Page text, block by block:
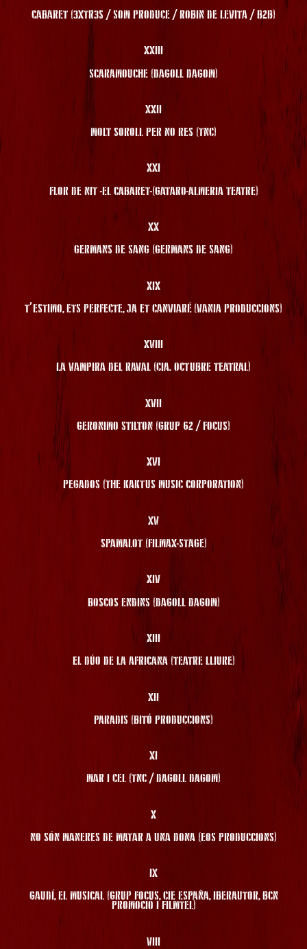
CABARET (3XTR3S / SOM PRODUCE / ROBIN DE LEVITA / B2B)
XXIII
SCARAMOUCHE (DAGOLL DAGOM)
XXII
MOLT SOROLL PER NO RES (TNC)
XXI
FLOR DE NIT -EL CABARET-(GATARO-ALMERIA TEATRE)
XX
GERMANS DE SANG (GERMANS DE SANG)
XIX
T’ESTIMO, ETS PERFECTE, JA ET CANVIARÉ (VANIA PRODUCCIONS)
XVIII
LA VAMPIRA DEL RAVAL (CIA. OCTUBRE TEATRAL)
XVII
GERONIMO STILTON (GRUP 62 / FOCUS)
XVI
PEGADOS (THE KAKTUS MUSIC CORPORATION)
XV
SPAMALOT (FILMAX-STAGE)
XIV
BOSCOS ENDINS (DAGOLL DAGOM)
XIII
EL DÚO DE LA AFRICANA (TEATRE LLIURE)
XII
PARADIS (BITÓ PRODUCCIONS)
XI
MAR I CEL (TNC / DAGOLL DAGOM)
X
NO SÓN MANERES DE MATAR A UNA DONA (EOS PRODUCCIONS)
IX
GAUDÍ, EL MUSICAL (GRUP FOCUS, CIE ESPAÑA, IBERAUTOR, BCN
PROMOCIÓ I FILMTEL)
VIII